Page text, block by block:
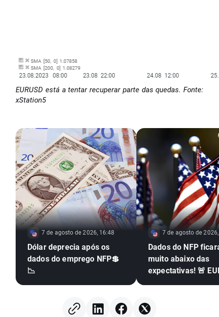
EURUSD está a tentar recuperar parte das quedas. Fonte:
xStation5
7 de agosto de 2026, 16:48
Dólar deprecia após os
dados do emprego NFP💲
📉
7 de agosto de
Dados do NFP
muito abaixo das
expectativas! 🚨